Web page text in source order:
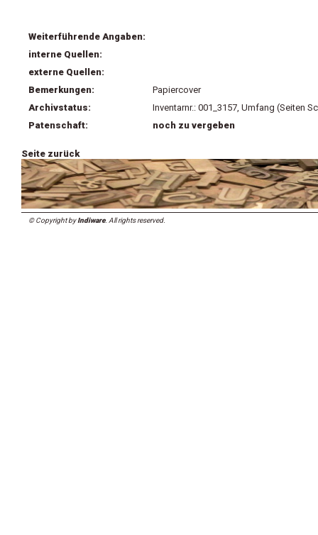
Weiterführende Angaben:
interne Quellen:
externe Quellen:
Bemerkungen:
Papiercover
Archivstatus:
Inventarnr.: 001_3157, Umfang (Seiten
Patenschaft:
noch zu vergeben
Seite zurück
© Copyright byIndiware. All rights reserved.